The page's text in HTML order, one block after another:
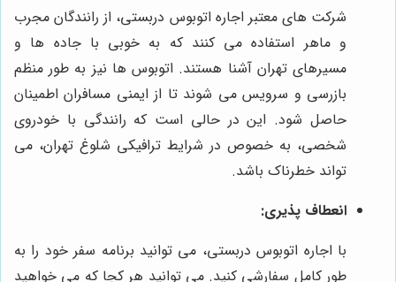
شرکت های معتبر اجاره اتوبوس دربستی، از رانندگان مجرب
و ماهر استفاده می کنند که به خوبی با جاده ها و
مسیرهای تهران آشنا هستند. اتوبوس ها نیز به طور منظم
بازرسی و سرویس می شوند تا از ایمنی مسافران اطمینان
حاصل شود. این در حالی است که رانندگی با خودروی
شخصی، به خصوص در شرایط ترافیکی شلوغ تهران، می
تواند خطرناک باشد.
انعطاف پذیری:
با اجاره اتوبوس دربستی، می توانید برنامه سفر خود را به
طور کامل سفارشی کنید. می توانید هر کجا که می خواهید